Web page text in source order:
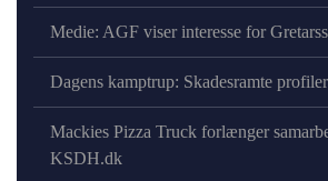
Medie: AGF viser interesse for
Dagens kamptrup: Skadesramte
Mackies Pizza Truck forlænger
KSDH.dk